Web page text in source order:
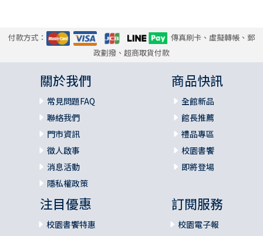
付款方式：
傳真刷卡、虛擬轉帳、郵
政劃撥、超商取貨付款
關於我們
常見問題FAQ
聯絡我們
門市資訊
徵人啟事
消息活動
隱私權政策
商品快訊
全館新品
館長推薦
禮品專區
校園書饗
即將登場
注目優惠
校園書饗特惠
訂閱服務
校園電子報